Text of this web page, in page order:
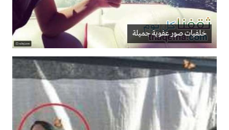
خلفيات صور عفوية جميلة